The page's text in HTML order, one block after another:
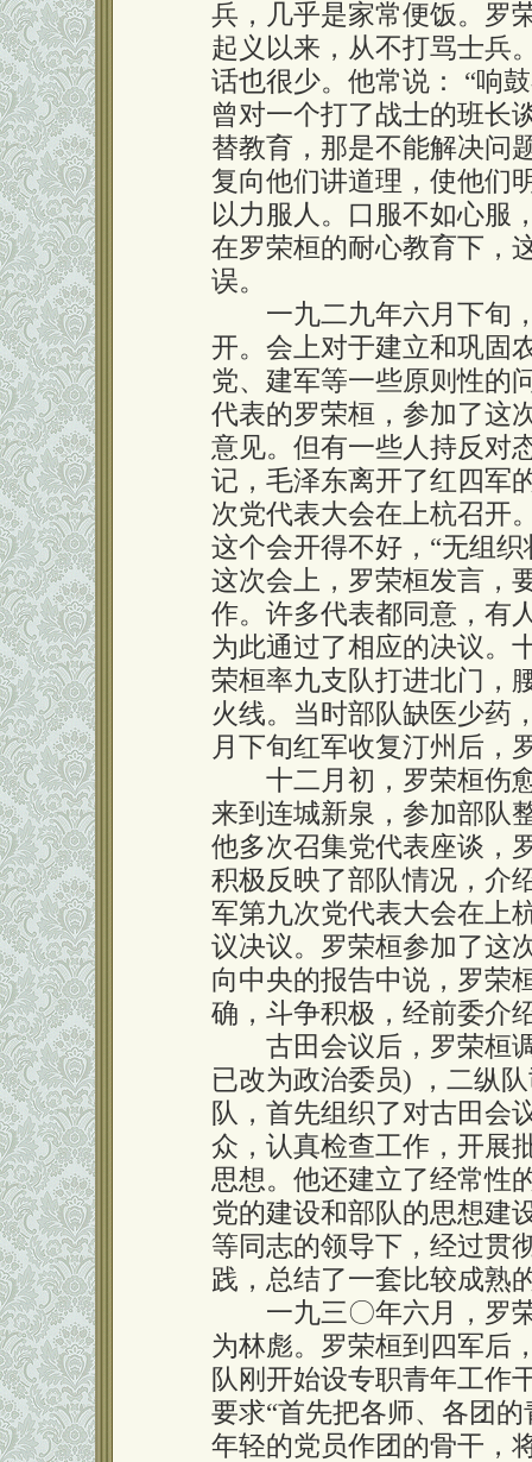
兵，几乎是家常便饭。罗
起义以来，从不打骂士兵
话也很少。他常说： “响
曾对一个打了战士的班长
替教育，那是不能解决问
复向他们讲道理，使他们
以力服人。口服不如心服
在罗荣桓的耐心教育下，
误。
一九二九年六月下旬，
开。会上对于建立和巩固
党、建军等一些原则性的
代表的罗荣桓，参加了这
意见。但有一些人持反对
记，毛泽东离开了红四军
次党代表大会在上杭召开
这个会开得不好，“无组
这次会上，罗荣桓发言，
作。许多代表都同意，有
为此通过了相应的决议。
荣桓率九支队打进北门，
火线。当时部队缺医少药
月下旬红军收复汀州后，
十二月初，罗荣桓伤愈
来到连城新泉，参加部队
他多次召集党代表座谈，
积极反映了部队情况，介
军第九次党代表大会在上
议决议。罗荣桓参加了这
向中央的报告中说，罗荣
确，斗争积极，经前委介
古田会议后，罗荣桓调
已改为政治委员) ，二纵
队，首先组织了对古田会
众，认真检查工作，开展
思想。他还建立了经常性
党的建设和部队的思想建
等同志的领导下，经过贯
践，总结了一套比较成熟
一九三〇年六月，罗荣
为林彪。罗荣桓到四军后
队刚开始设专职青年工作
要求“首先把各师、各团
年轻的党员作团的骨干，